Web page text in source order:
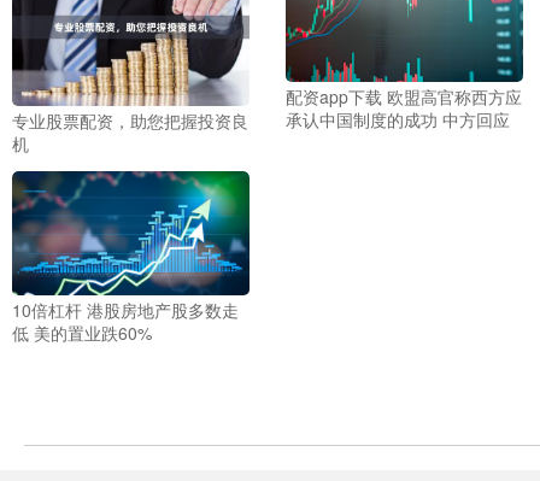
专业股票配资，助您把握投资良
机
配资app下载 欧盟高官称西方应
承认中国制度的成功 中方回应
10倍杠杆 港股房地产股多数走
低 美的置业跌60%